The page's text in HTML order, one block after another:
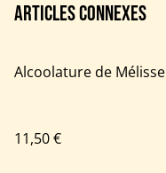
Articles connexes
Alcoolature de Mélisse
11,50 €